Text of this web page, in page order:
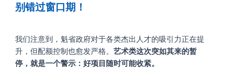
别错过窗口期！
我们注意到，魁省政府对于各类杰出人才的吸引力正在提
升，但配额控制也愈发严格。 艺术类这次突如其来的暂
停，就是一个警示：好项目随时可能收紧。